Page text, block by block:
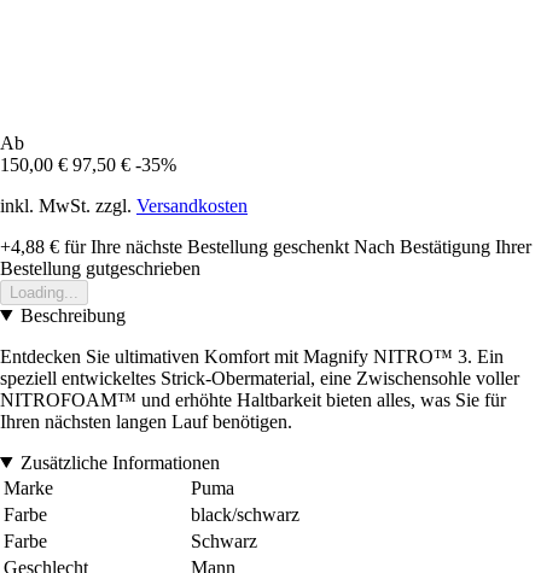
Ab
150,00 € 97,50 € -35%
inkl. MwSt. zzgl. Versandkosten
+4,88 € für Ihre nächste Bestellung geschenkt Nach Bestätigung Ihrer
Bestellung gutgeschrieben
Loading...
Beschreibung
Entdecken Sie ultimativen Komfort mit Magnify NITRO™ 3. Ein
speziell entwickeltes Strick-Obermaterial, eine Zwischensohle voller
NITROFOAM™ und erhöhte Haltbarkeit bieten alles, was Sie für
Ihren nächsten langen Lauf benötigen.
Zusätzliche Informationen
Marke
Puma
Farbe
black/schwarz
Farbe
Schwarz
Geschlecht
Mann